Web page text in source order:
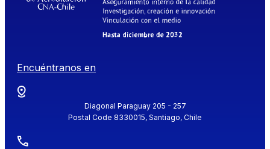
Encuéntranos en
Diagonal Paraguay 205 - 257
Postal Code 8330015, Santiago, Chile